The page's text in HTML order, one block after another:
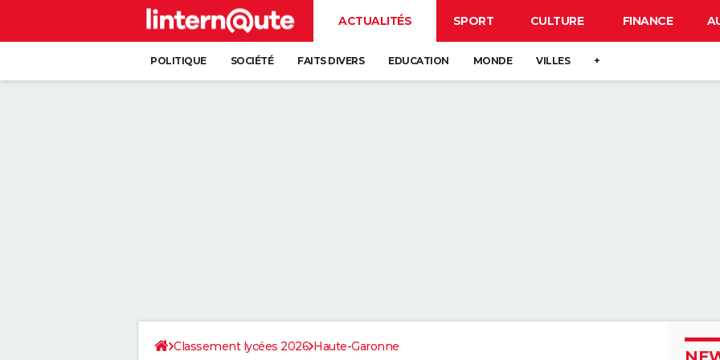
ACTUALITÉS SPORT CULTURE FINANCE
POLITIQUE SOCIÉTÉ FAITS DIVERS EDUCATION MONDE VILLES +
Classement lycées 2026 Haute-Garonne